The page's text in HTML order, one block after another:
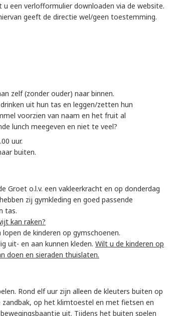
een verlofformulier downloaden via de website.
geeft de directie wel/geen toestemming.
zelf (zonder ouder) naar binnen.
uit hun tas en leggen/zetten hun
voorzien van naam en het fruit al
lunch meegeven en niet te veel?
uur.
buiten.
Groet o.l.v. een vakleerkracht en op donderdag
zij gymkleding en goed passende
tas.
kan raken?
de kinderen op gymschoenen.
uit- en aan kunnen kleden. Wilt u de kinderen op
doen en sieraden thuislaten.
Rond elf uur zijn alleen de kleuters buiten op
zandbak, op het klimtoestel en met fietsen en
uit. Tijdens het buiten spelen